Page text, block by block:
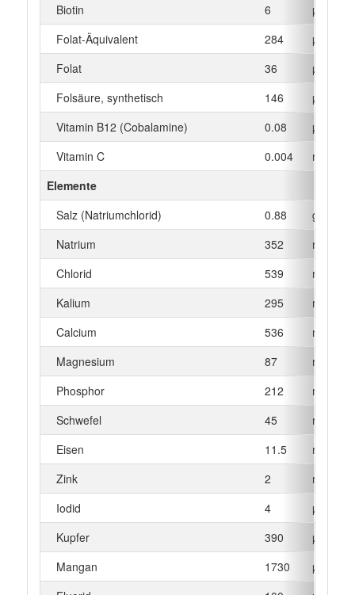
Biotin
6
µg
Folat-Äquivalent
284
µg
Folat
36
µg
Folsäure, synthetisch
146
µg
Vitamin B12 (Cobalamine)
0.08
µg
Vitamin C
0.004
mg
Elemente
Salz (Natriumchlorid)
0.88
g
Natrium
352
mg
Chlorid
539
mg
Kalium
295
mg
Calcium
536
mg
Magnesium
87
mg
Phosphor
212
mg
Schwefel
45
mg
Eisen
11.5
mg
Zink
2
mg
Iodid
4
µg
Kupfer
390
µg
Mangan
1730
µg